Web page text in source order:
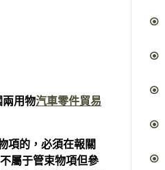
用物汽車零件貿易
項的，必須在報關
屬于管束物項但參